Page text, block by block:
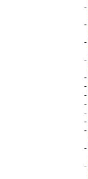
-
-
-
-
-
-
-
-
-
-
-
-
-